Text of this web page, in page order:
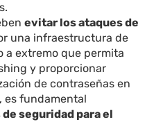
evitar los ataques de
una infraestructura de
a extremo que permita
y proporcionar
de contraseñas en
es fundamental
deseguridad para el